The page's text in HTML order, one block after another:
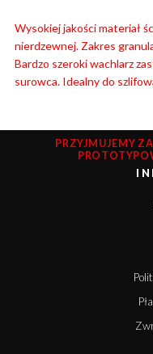
Wysokiej jakości materiał
nierdzewnej. Zakres
Bardzo szeroki wachlarz
surowca. Idealny do
PRZYJMUJEMY